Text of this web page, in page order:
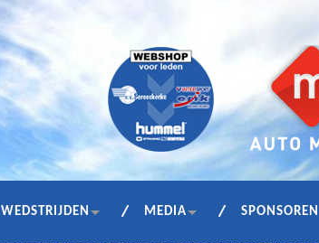
WEDSTRIJDEN MEDIA SPONSOREN